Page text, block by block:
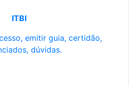
ITBI
emitir guia, certidão,
dúvidas.